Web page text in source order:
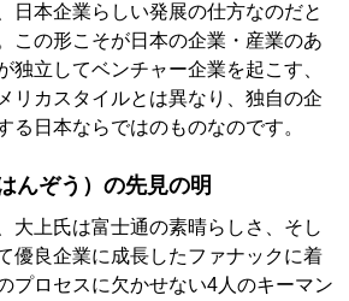
日本企業らしい発展の仕方なのだと
この形こそが日本の企業・産業のあ
独立してベンチャー企業を起こす、
リカスタイルとは異なり、独自の企
る日本ならではのものなのです。
んぞう）の先見の明
大上氏は富士通の素晴らしさ、そし
優良企業に成長したファナックに着
プロセスに欠かせない4人のキーマン